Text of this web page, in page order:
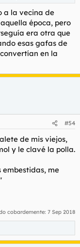
a la vecina de
época, pero
era otra que
esas gafas de
en la
#54
de mis viejos,
y le clavé la polla.
me
cobardemente: 7 Sep 2018